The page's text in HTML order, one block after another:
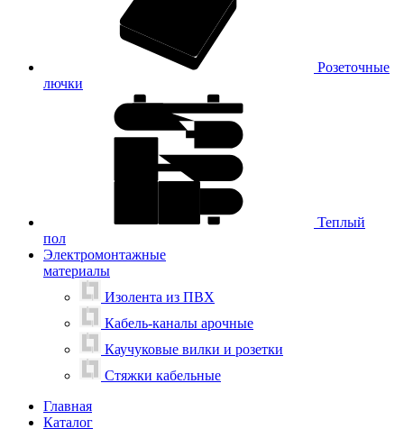
Розеточные
лючки
Теплый
пол
Электромонтажные
материалы
Изолента из ПВХ
Кабель-каналы арочные
Каучуковые вилки и розетки
Стяжки кабельные
Главная
Каталог